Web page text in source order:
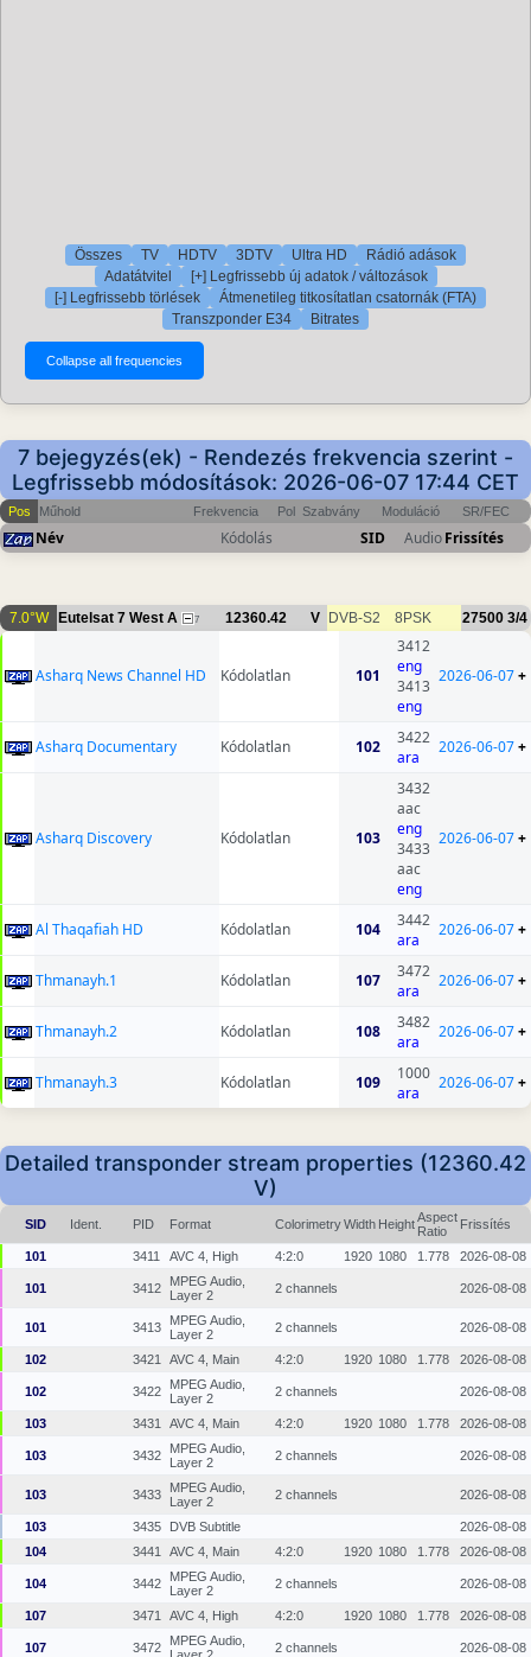
Összes TV HDTV 3DTV Ultra HD
Rádió adások
Adatátvitel
[+] Legfrissebb új adatok / változások
[-] Legfrissebb törlések
Átmenetileg titkosítatlan csatornák (FTA)
Transzponder E34
Bitrates
7 bejegyzés(ek) - Rendezés frekvencia szerint -
Legfrissebb módosítások: 2026-06-07 17:44 CET
Pos Műhold Frekvencia Pol Szabvány Moduláció SR/FEC
Név Kódolás SID AudioFrissítés
7.0°W Eutelsat 7 West A 7 12360.42 V DVB-S2 8PSK 27500 3/4
Asharq News Channel HD Kódolatlan 101
3412
eng
3413
eng
2026-06-07+
Asharq Documentary Kódolatlan 102
3422
ara
2026-06-07+
Asharq Discovery Kódolatlan 103
3432
aac
eng
3433
aac
eng
2026-06-07+
Al Thaqafiah HD Kódolatlan 104
3442
ara
2026-06-07+
Thmanayh.1 Kódolatlan 107
3472
ara
2026-06-07+
Thmanayh.2 Kódolatlan 108
3482
ara
2026-06-07+
Thmanayh.3 Kódolatlan 109
1000
ara
2026-06-07+
Detailed transponder stream properties (12360.42
V)
SID Ident. PID Format ColorimetryWidth HeightAspect
Ratio
Frissítés
101 3411 AVC 4, High 4:2:0 1920 1080 1.778 2026-08-08
101 3412
MPEG Audio,
Layer 2
2 channels 2026-08-08
101 3413
MPEG Audio,
Layer 2
2 channels 2026-08-08
102 3421 AVC 4, Main 4:2:0 1920 1080 1.778 2026-08-08
102 3422
MPEG Audio,
Layer 2
2 channels 2026-08-08
103 3431 AVC 4, Main 4:2:0 1920 1080 1.778 2026-08-08
103 3432
MPEG Audio,
Layer 2
2 channels 2026-08-08
103 3433
MPEG Audio,
Layer 2
2 channels 2026-08-08
103 3435 DVB Subtitle
2026-08-08
104
3441 AVC 4, Main 4:2:0 1920 1080 1.778 2026-08-08
104 3442
MPEG Audio,
Layer 2
2 channels 2026-08-08
107 3471 AVC 4, High 4:2:0 1920 1080 1.778 2026-08-08
107 3472
MPEG Audio,
2 channels 2026-08-08